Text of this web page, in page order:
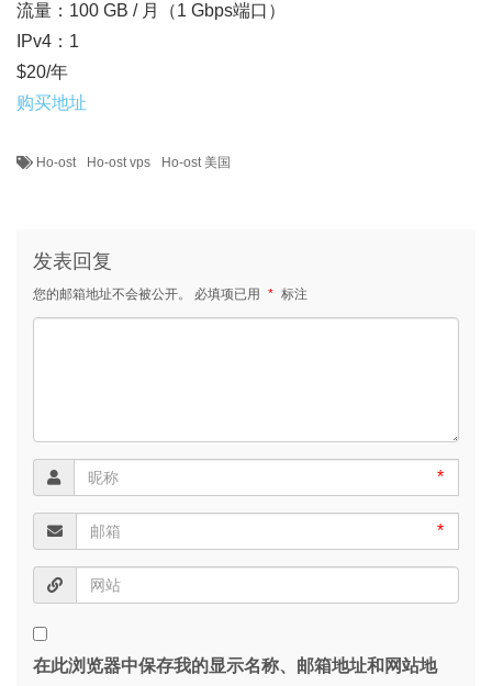
流量：100 GB / 月（1 Gbps端口）
IPv4：1
$20/年
购买地址
Ho-ost Ho-ost vps Ho-ost 美国
发表回复
您的邮箱地址不会被公开。 必填项已用 * 标注
*
*
在此浏览器中保存我的显示名称、邮箱地址和网站地